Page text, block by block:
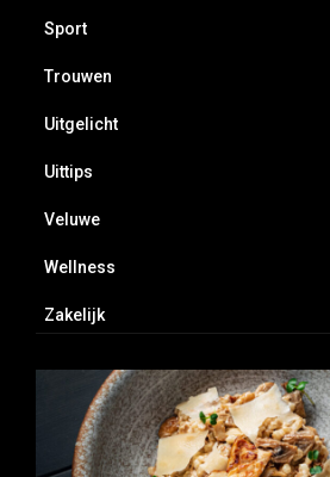
Sport
Trouwen
Uitgelicht
Uittips
Veluwe
Wellness
Zakelijk